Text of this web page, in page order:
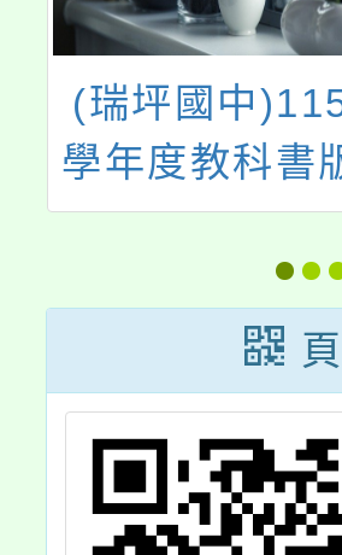
(瑞坪國中
學年度教科書
本